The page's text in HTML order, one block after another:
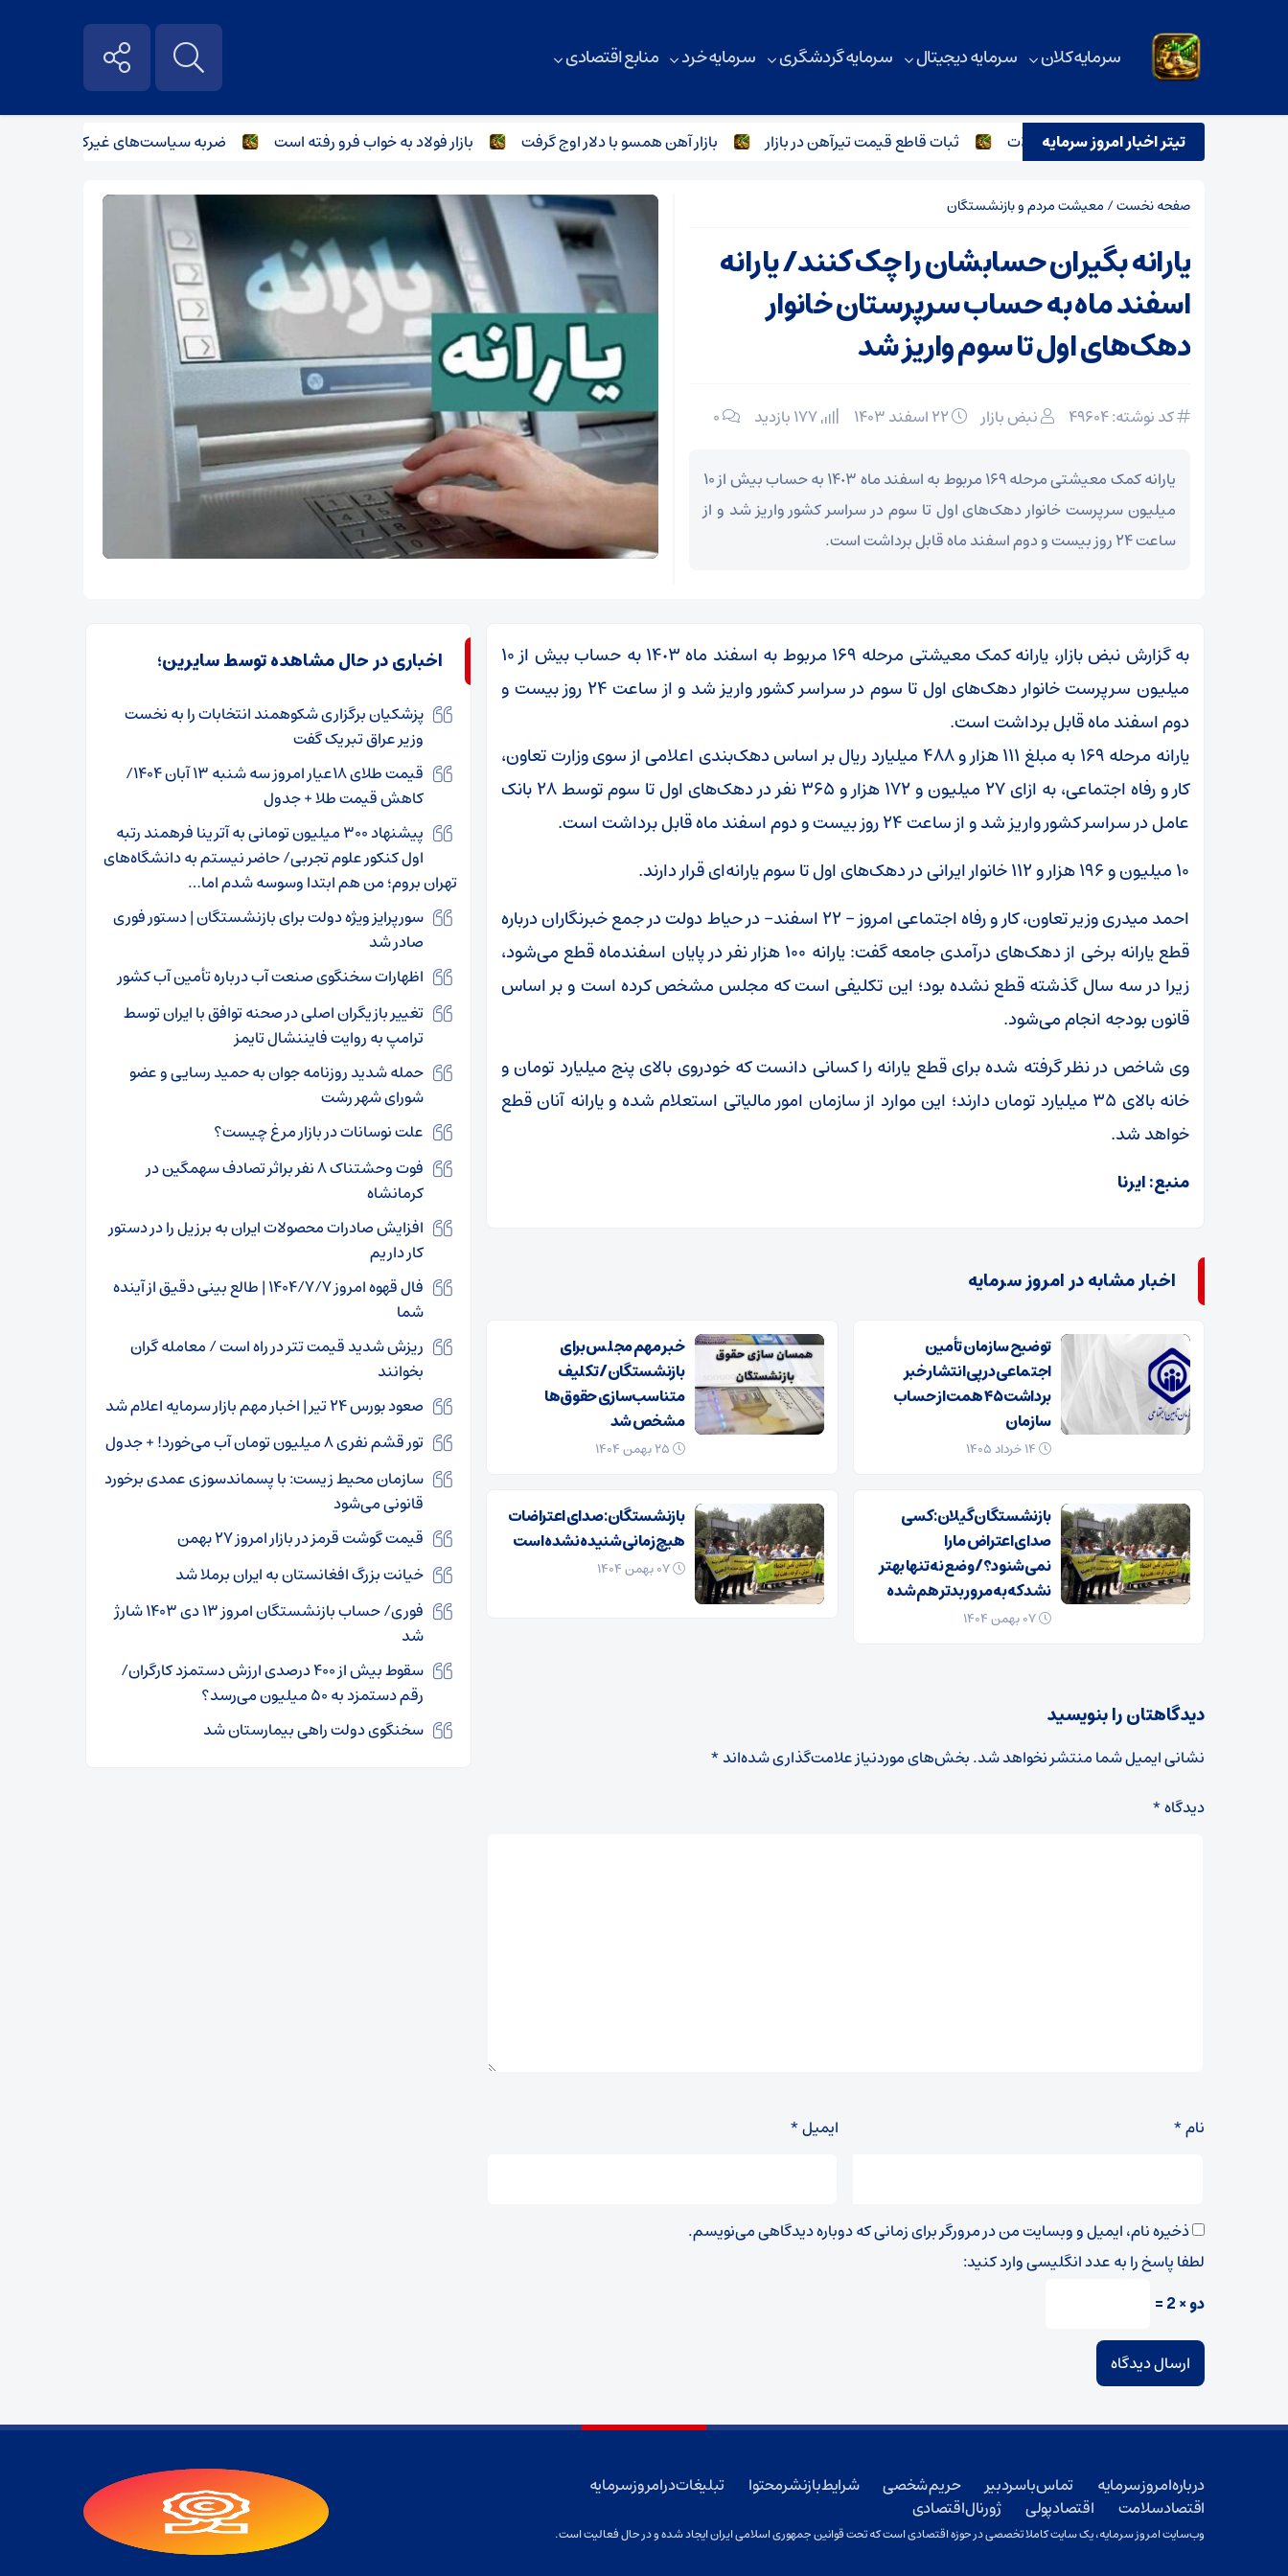
سرمایه کلان سرمایه دیجیتال سرمایه گردشگری سرمایه خرد منابع اقتصادی
تیتر اخبار امروز سرمایه
اسماعیل هنیه و تاثیر آن بر بازار آهن آلات ثبات قاطع قیمت تیرآهن در بازار بازار آهن همسو با دلار اوج گرفت بازار فولاد به خواب فرو رفته است ضربه سیاست‌های غیرکارشناسانه بر
صفحه نخست/ معیشت مردم و بازنشستگان
یارانه بگیران حسابشان را چک کنند/ یارانه
اسفند ماه به حساب سرپرستان خانوار
دهک‌های اول تا سوم واریز شد
کد نوشته: 49604 نبض بازار ۰
یارانه کمک معیشتی مرحله ١۶۹ مربوط به اسفند ماه ١۴٠٣ به حساب بیش از ۱۰
میلیون سرپرست خانوار دهک‌های اول تا سوم در سراسر کشور واریز شد و از
ساعت ۲۴ روز بیست و دوم اسفند ماه قابل برداشت است.
به گزارش نبض بازار، یارانه کمک معیشتی مرحله ١۶۹ مربوط به اسفند ماه ١۴٠٣ به حساب بیش از ۱۰
میلیون سرپرست خانوار دهک‌های اول تا سوم در سراسر کشور واریز شد و از ساعت ۲۴ روز بیست و
دوم اسفند ماه قابل برداشت است.
یارانه مرحله ١۶۹ به مبلغ ١١١ هزار و ۴۸۸ میلیارد ریال بر اساس دهک‌بندی اعلامی از سوی وزارت تعاون،
کار و رفاه اجتماعی، به ازای ۲۷ میلیون و ۱۷۲ هزار و ۳۶۵ نفر در دهک‌های اول تا سوم توسط ٢٨ بانک
عامل در سراسر کشور واریز شد و از ساعت ۲۴ روز بیست و دوم اسفند ماه قابل برداشت است.
۱۰ میلیون و ۱۹۶ هزار و ۱۱۲ خانوار ایرانی در دهک‌های اول تا سوم یارانه‌ای قرار دارند.
احمد میدری وزیر تعاون، کار و رفاه اجتماعی امروز – ۲۲ اسفند- در حیاط دولت در جمع خبرنگاران درباره
قطع یارانه برخی از دهک‌های درآمدی جامعه گفت: یارانه ۱۰۰ هزار نفر در پایان اسفندماه قطع می‌شود،
زیرا در سه سال گذشته قطع نشده بود؛ این تکلیفی است که مجلس مشخص کرده است و بر اساس
قانون بودجه انجام می‌شود.
وی شاخص در نظر گرفته شده برای قطع یارانه را کسانی دانست که خودروی بالای پنج میلیارد تومان و
خانه بالای ۳۵ میلیارد تومان دارند؛ این موارد از سازمان امور مالیاتی استعلام شده و یارانه آنان قطع
خواهد شد.
منبع: ایرنا
اخبار مشابه در امروز سرمایه
توضیح سازمان تأمین
اجتماعی در پی انتشار خبر
برداشت ۴۵ همت از حساب
سازمان
خبر مهم مجلس برای
بازنشستگان/ تکلیف
متناسب‌سازی حقوق‌ها
مشخص شد
بازنشستگان گیلان: کسی
صدای اعتراض ما را
نمی‌شنود؟/ وضع نه تنها بهتر
نشد که به مرور بدتر هم شده
بازنشستگان: صدای اعتراضات
هیچ زمانی شنیده نشده است
۰۷ بهمن ۱۴۰۴
دیدگاهتان را بنویسید
نشانی ایمیل شما منتشر نخواهد شد.بخش‌های موردنیاز علامت‌گذاری شده‌اند*
دیدگاه*
نام* ایمیل*
ذخیره نام، ایمیل و وبسایت من در مرورگر برای زمانی که دوباره دیدگاهی می‌نویسم.
لطفا پاسخ را به عدد انگلیسی وارد کنید:
دو × 2 =
اخباری در حال مشاهده توسط سایرین؛
پزشکیان برگزاری شکوهمند انتخابات را به نخست
وزیر عراق تبریک گفت
قیمت طلای ۱۸عیار امروز سه شنبه ۱۳ آبان ۱۴۰۴/
کاهش قیمت طلا + جدول
پیشنهاد ۳۰۰ میلیون تومانی به آترینا فرهمند رتبه
اول کنکور علوم تجربی/ حاضر نیستم به دانشگاه‌های
تهران بروم؛ من هم ابتدا وسوسه شدم اما…
سورپرایز ویژه دولت برای بازنشستگان | دستور فوری
صادر شد
اظهارات سخنگوی صنعت آب درباره تأمین آب کشور
تغییر بازیگران اصلی در صحنه توافق با ایران توسط
ترامپ به روایت فایننشال تایمز
حمله شدید روزنامه جوان به حمید رسایی و عضو
شورای شهر رشت
علت نوسانات در بازار مرغ چیست؟
فوت وحشتناک ۸ نفر براثر تصادف سهمگین در
کرمانشاه
افزایش صادرات محصولات ایران به برزیل را در دستور
کار داریم
فال قهوه امروز ۱۴۰۴/۷/۷ | طالع بینی دقیق از آینده
شما
ریزش شدید قیمت تتر در راه است / معامله گران
بخوانند
صعود بورس ۲۴ تیر | اخبار مهم بازار سرمایه اعلام شد
تور قشم نفری ۸ میلیون تومان آب می‌خورد! + جدول
سازمان محیط زیست: با پسماندسوزی‌ عمدی برخورد
قانونی می‌شود
قیمت گوشت قرمز در بازار امروز ۲۷ بهمن
خیانت بزرگ افغانستان به ایران برملا شد
فوری/ حساب بازنشستگان امروز ۱۳ دی ۱۴۰۳ شارژ
شد
سقوط بیش از ۴۰۰ درصدی ارزش دستمزد کارگران/
رقم دستمزد به ۵۰ میلیون می‌رسد؟
سخنگوی دولت راهی بیمارستان شد
درباره امروز سرمایه تماس با سردبیر حریم شخصی شرایط بازنشر محتوا
تبلیغات در امروز سرمایه
اقتصاد سلامت
اقتصاد پولی ژورنال اقتصادی
وب‌سایت امروز سرمایه، یک سایت کاملا تخصصی در حوزه اقتصادی است که تحت قوانین جمهوری اسلامی ایران ایجاد شده و در حال فعالیت است.